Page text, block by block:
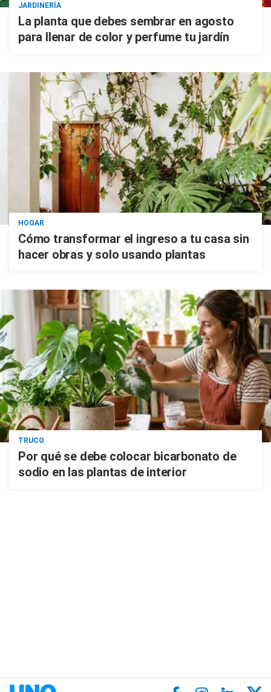
JARDINERÍA
La planta que debes sembrar en agosto
para llenar de color y perfume tu jardín
HOGAR
Cómo transformar el ingreso a tu casa sin
hacer obras y solo usando plantas
TRUCO
Por qué se debe colocar bicarbonato de
sodio en las plantas de interior